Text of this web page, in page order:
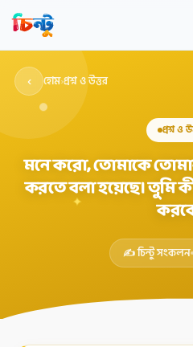
✦
‹ হোম›প্রশ্ন ও উত্তর
প্রশ্ন ও
মনে করো, তোমাকে
করতে বলা হয়েছে। তুমি
✍️ চিন্টু সংকলন